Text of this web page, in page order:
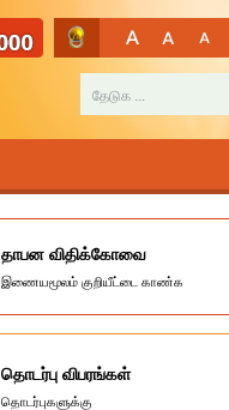
தாபன விதிக்கோவை
இணையமூலம் குறியீட்டை காண்க
தொடர்பு விபரங்கள்
தொடர்புகளுக்கு